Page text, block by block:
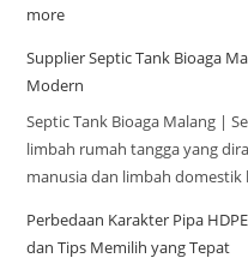
more
Supplier Septic Tank Bioaga
Modern
Septic Tank Bioaga Malang |
limbah rumah tangga yang
manusia dan limbah domestik
Perbedaan Karakter Pipa
dan Tips Memilih yang Tepat